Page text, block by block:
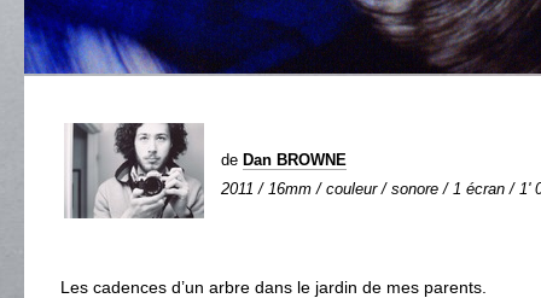
de Dan BROWNE
2011 / 16mm / couleur / sonore / 1 écran / 1'
Les cadences d’un arbre dans le jardin de mes parents.